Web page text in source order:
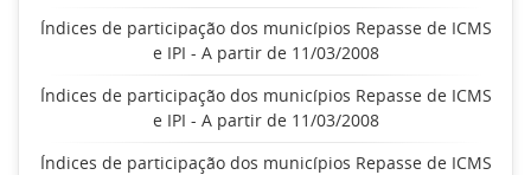
Índices de participação dos municípios Repasse de ICMS
e IPI - A partir de 11/03/2008
Índices de participação dos municípios Repasse de ICMS
e IPI - A partir de 11/03/2008
Índices de participação dos municípios Repasse de ICMS